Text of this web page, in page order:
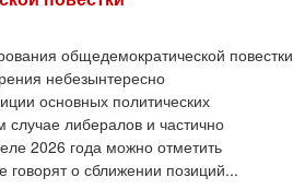
общедемократической повестки
небезынтересно
основных политических
случае либералов и частично
2026 года можно отметить
говорят о сближении позиций...